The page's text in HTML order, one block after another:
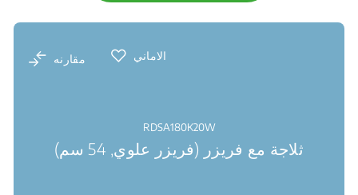
الاماني مقارنه
RDSA180K20W
ثلاجة مع فريزر (فريزر علوي, 54 سم)